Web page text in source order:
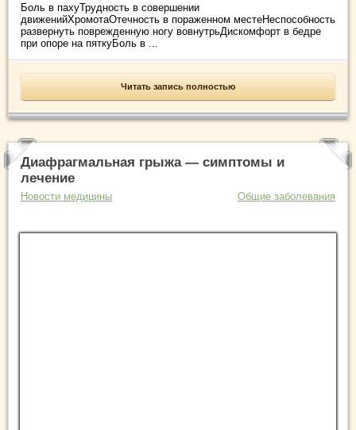
Боль в пахуТрудность в совершении
движенийХромотаОтечность в пораженном местеНеспособность
развернуть поврежденную ногу вовнутрьДискомфорт в бедре
при опоре на пяткуБоль в ...
Читать запись полностью
Диафрагмальная грыжа — симптомы и
лечение
Новости медицины Общие заболевания